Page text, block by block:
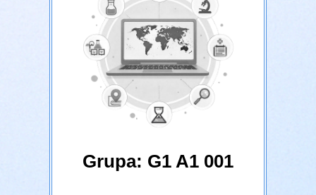
Grupa: G1 A1 001